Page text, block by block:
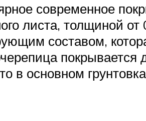
современное
листа, толщиной
составом,
в основном